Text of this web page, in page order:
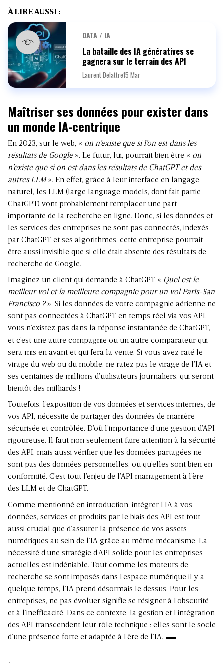
À LIRE AUSSI :
DATA / IA
La bataille des IA génératives se
gagnera sur le terrain des API
Laurent Delattre15 Mar
Maîtriser ses données pour exister dans
un monde IA-centrique
En 2023, sur le web, « on n’existe que si l’on est dans les
résultats de Google». Le futur, lui, pourrait bien être « on
n’existe que si on est dans les résultats de ChatGPT et des
autres LLM». En effet, grâce à leur interface en langage
naturel, les LLM (large language models, dont fait partie
ChatGPT) vont probablement remplacer une part
importante de la recherche en ligne. Donc, si les données et
les services des entreprises ne sont pas connectés, indexés
par ChatGPT et ses algorithmes, cette entreprise pourrait
être aussi invisible que si elle était absente des résultats de
recherche de Google.
Imaginez un client qui demande à ChatGPT « Quel est le
meilleur vol et la meilleure compagnie pour un vol Paris-San
Francisco ?». Si les données de votre compagnie aérienne ne
sont pas connectées à ChatGPT en temps réel via vos API,
vous n’existez pas dans la réponse instantanée de ChatGPT,
et c’est une autre compagnie ou un autre comparateur qui
sera mis en avant et qui fera la vente. Si vous avez raté le
virage du web ou du mobile, ne ratez pas le virage de l’IA et
ses centaines de millions d’utilisateurs journaliers, qui seront
bientôt des milliards !
Toutefois, l’exposition de vos données et services internes, de
vos API, nécessite de partager des données de manière
sécurisée et contrôlée. D’où l’importance d’une gestion d’API
rigoureuse. Il faut non seulement faire attention à la sécurité
des API, mais aussi vérifier que les données partagées ne
sont pas des données personnelles, ou qu’elles sont bien en
conformité. C’est tout l’enjeu de l’API management à l’ère
des LLM et de ChatGPT.
Comme mentionné en introduction, intégrer l’IA à vos
données, services et produits par le biais des API est tout
aussi crucial que d’assurer la présence de vos assets
numériques au sein de l’IA grâce au même mécanisme. La
nécessité d’une stratégie d’API solide pour les entreprises
actuelles est indéniable. Tout comme les moteurs de
recherche se sont imposés dans l’espace numérique il y a
quelque temps, l’IA prend désormais le dessus. Pour les
entreprises, ne pas évoluer signifie se résigner à l’obscurité
et à l’inefficacité. Dans ce contexte, la gestion et l’intégration
des API transcendent leur rôle technique : elles sont le socle
d’une présence forte et adaptée à l’ère de l’IA.